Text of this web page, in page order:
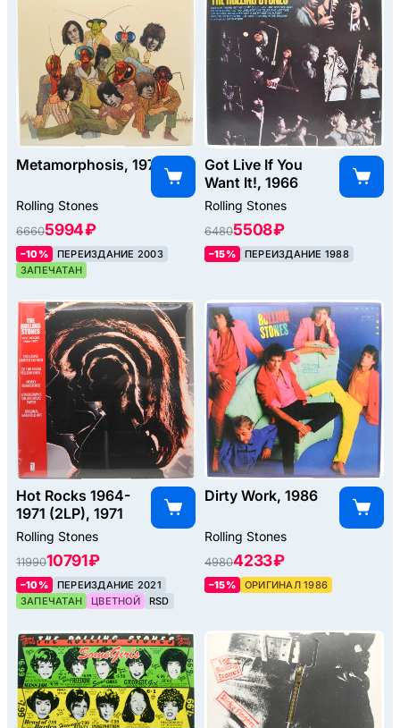
Metamorphosis, 1975
Rolling Stones
66605994 ₽
–10%
ПЕРЕИЗДАНИЕ 2003
ЗАПЕЧАТАН
Got Live If You
Want It!, 1966
Rolling Stones
64805508 ₽
–15% ПЕРЕИЗДАНИЕ 1988
Hot Rocks 1964-
1971 (2LP), 1971
Rolling Stones
1199010791 ₽
–10%
ПЕРЕИЗДАНИЕ 2021
ЗАПЕЧАТАН
ЦВЕТНОЙ RSD
Dirty Work, 1986
Rolling Stones
49804233 ₽
–15% ОРИГИНАЛ 1986